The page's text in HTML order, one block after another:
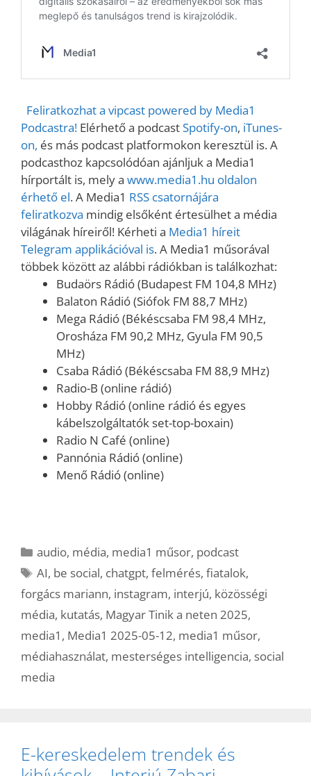
Feliratkozhat a vipcast powered by Media1
Podcastra! Elérhető a podcastSpotify-on, iTunes-
on, és más podcast platformokon keresztül is. A
podcasthoz kapcsolódóan ajánljuk a Media1
hírportált is, mely a www.media1.hu oldalon
érhető el. A Media1 RSS csatornájára
feliratkozva mindig elsőként értesülhet a média
világának híreiről! Kérheti a Media1 híreit
Telegram applikációval is. A Media1 műsorával
többek között az alábbi rádiókban is találkozhat:
Budaörs Rádió (Budapest FM 104,8 MHz)
Balaton Rádió (Siófok FM 88,7 MHz)
Mega Rádió (Békéscsaba FM 98,4 MHz,
Orosháza FM 90,2 MHz, Gyula FM 90,5
MHz)
Csaba Rádió (Békéscsaba FM 88,9 MHz)
Radio-B (online rádió)
Hobby Rádió (online rádió és egyes
kábelszolgáltatók set-top-boxain)
Radio N Café (online)
Pannónia Rádió (online)
Menő Rádió (online)
Kategória
audio, média, media1 műsor, podcast
Címkék
AI, be social, chatgpt,felmérés,fiatalok,
forgács mariann, instagram, interjú, közösségi
média, kutatás, Magyar Tinik a neten 2025,
media1 , Media1 2025-05-12, media1 műsor,
médiahasználat, mesterséges intelligencia, social
media
E-kereskedelem trendek és